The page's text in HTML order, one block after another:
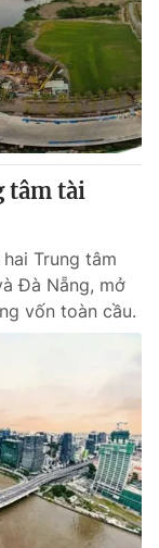
483/GP-BTTTT
Quốc Thắng,
932
tâm tài
Trung tâm
Đà Nẵng, mở
vốn toàn cầu.